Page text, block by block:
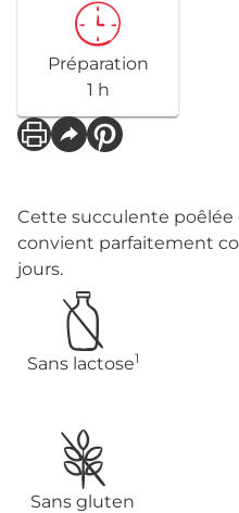
Préparation
1 h
Cette succulente
convient parfaitement
jours.
Sans lactose1
Sans gluten